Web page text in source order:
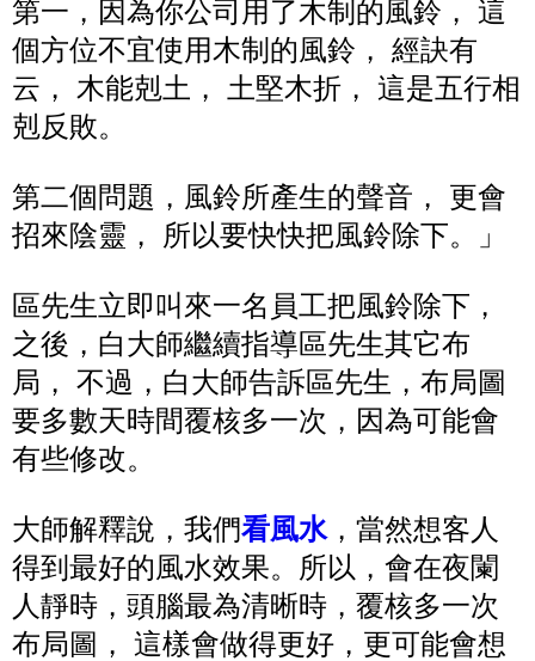
第一，因為你公司用了木制的風鈴， 這
個方位不宜使用木制的風鈴， 經訣有
云， 木能剋土， 土堅木折， 這是五行相
剋反敗。
第二個問題，風鈴所產生的聲音， 更會
招來陰靈， 所以要快快把風鈴除下。」
區先生立即叫來一名員工把風鈴除下，
之後，白大師繼續指導區先生其它布
局， 不過，白大師告訴區先生，布局圖
要多數天時間覆核多一次，因為可能會
有些修改。
大師解釋說，我們看風水，當然想客人
得到最好的風水效果。所以，會在夜闌
人靜時，頭腦最為清晰時，覆核多一次
布局圖， 這樣會做得更好，更可能會想